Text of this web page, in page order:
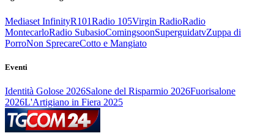
Mediaset InfinityR101Radio 105Virgin RadioRadio
MontecarloRadio SubasioComingsoonSuperguidatvZuppa di
PorroNon SprecareCotto e Mangiato
Eventi
Identità Golose 2026Salone del Risparmio 2026Fuorisalone
2026L'Artigiano in Fiera 2025